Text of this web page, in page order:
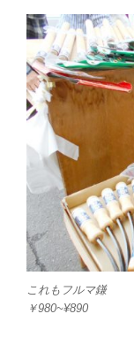
これもフルマ鎌
￥980~¥890